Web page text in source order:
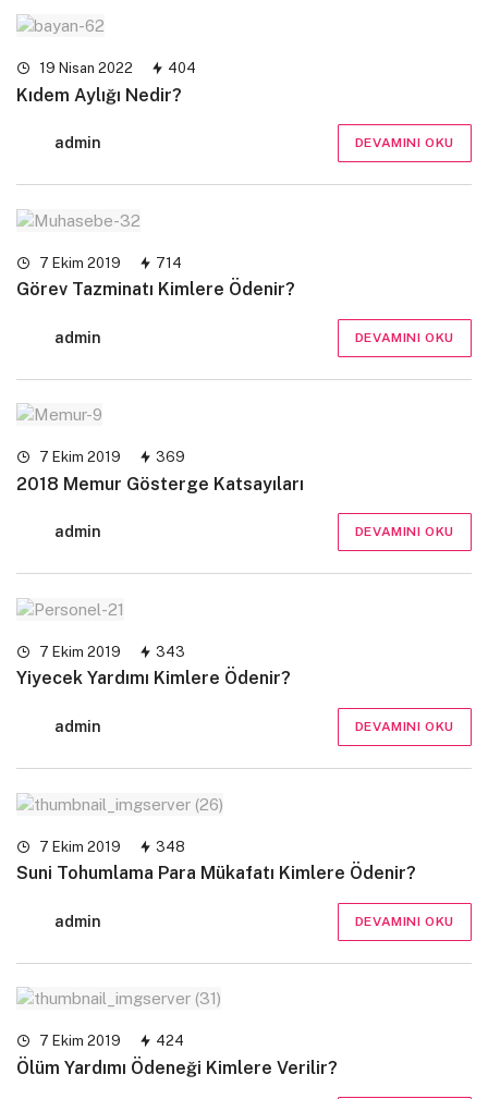
19 Nisan 2022 404
Kıdem Aylığı Nedir?
admin DEVAMINI OKU
7 Ekim 2019 714
Görev Tazminatı Kimlere Ödenir?
admin DEVAMINI OKU
7 Ekim 2019 369
2018 Memur Gösterge Katsayıları
admin DEVAMINI OKU
7 Ekim 2019 343
Yiyecek Yardımı Kimlere Ödenir?
admin DEVAMINI OKU
7 Ekim 2019 348
Suni Tohumlama Para Mükafatı Kimlere Ödenir?
admin DEVAMINI OKU
7 Ekim 2019 424
Ölüm Yardımı Ödeneği Kimlere Verilir?